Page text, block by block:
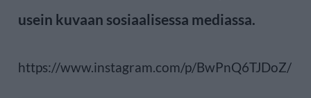
usein kuvaan sosiaalisessa mediassa.
https://www.instagram.com/p/BwPnQ6TJDoZ/